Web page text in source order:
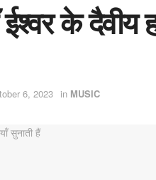
के दैवीय
6, 2023 in MUSIC